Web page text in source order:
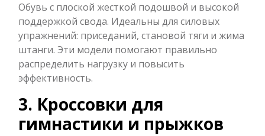
Обувь с плоской жесткой подошвой и высокой
поддержкой свода. Идеальны для силовых
упражнений: приседаний, становой тяги и жима
штанги. Эти модели помогают правильно
распределить нагрузку и повысить
эффективность.
3. Кроссовки для
гимнастики и прыжков